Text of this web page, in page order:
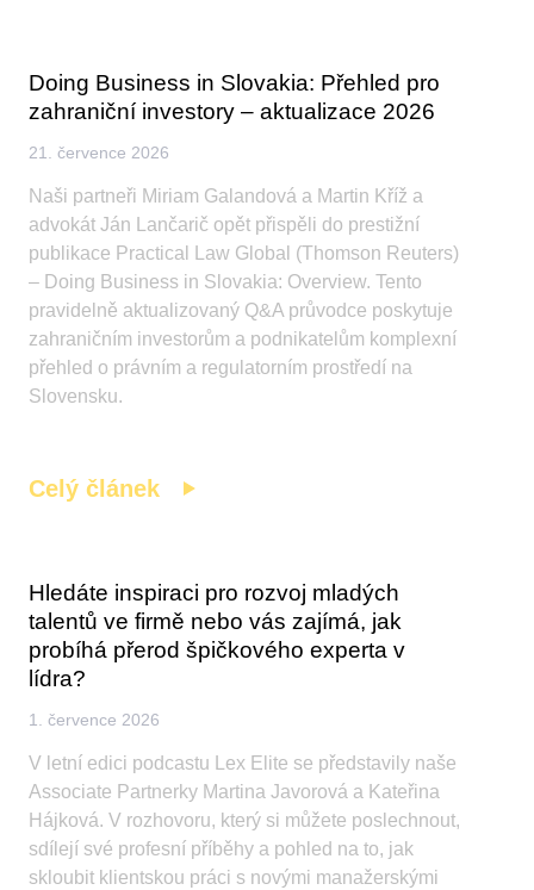
Doing Business in Slovakia: Přehled pro
zahraniční investory – aktualizace 2026
21. července 2026
Naši partneři Miriam Galandová a Martin Kříž a
advokát Ján Lančarič opět přispěli do prestižní
publikace Practical Law Global (Thomson Reuters)
– Doing Business in Slovakia: Overview. Tento
pravidelně aktualizovaný Q&A průvodce poskytuje
zahraničním investorům a podnikatelům komplexní
přehled o právním a regulatorním prostředí na
Slovensku.
Celý článek
Hledáte inspiraci pro rozvoj mladých
talentů ve firmě nebo vás zajímá, jak
probíhá přerod špičkového experta v
lídra?
1. července 2026
V letní edici podcastu Lex Elite se představily naše
Associate Partnerky Martina Javorová a Kateřina
Hájková. V rozhovoru, který si můžete poslechnout,
sdílejí své profesní příběhy a pohled na to, jak
skloubit klientskou práci s novými manažerskými